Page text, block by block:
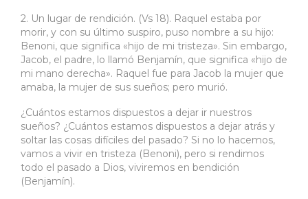
2. Un lugar de rendición. (Vs 18). Raquel estaba por
morir, y con su último suspiro, puso nombre a su hijo:
Benoni, que significa «hijo de mi tristeza». Sin embargo,
Jacob, el padre, lo llamó Benjamín, que significa «hijo de
mi mano derecha». Raquel fue para Jacob la mujer que
amaba, la mujer de sus sueños; pero murió.
¿Cuántos estamos dispuestos a dejar ir nuestros
sueños? ¿Cuántos estamos dispuestos a dejar atrás y
soltar las cosas difíciles del pasado? Si no lo hacemos,
vamos a vivir en tristeza (Benoni), pero si rendimos
todo el pasado a Dios, viviremos en bendición
(Benjamín).